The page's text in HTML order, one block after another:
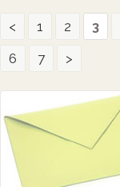
< 1 2 3
6
7 >